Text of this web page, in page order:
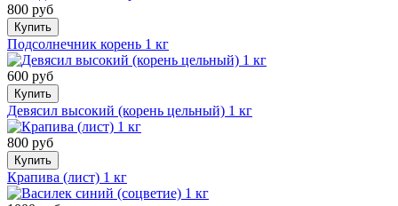
800 руб
Купить
Подсолнечник корень 1 кг
600 руб
Купить
Девясил высокий (корень цельный) 1 кг
800 руб
Купить
Крапива (лист) 1 кг